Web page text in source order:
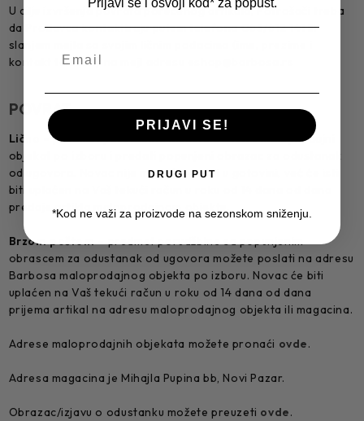
U cilju izvršenja povrata poručenog artikala, Potrošači treba
da Prodavca kontaktiraju putem telefona 063/612 141 ili
slanjem mejla sa svojim ličnim podacima (ime, prezime i
kontakt telefon) na mejl adresu eshop@barbosa.rs
POVRAT
Lično
– predmet porudžbine možete odneti u maloprodajni
objekat po izboru i predati popunjeni obrazac za odustanak
od ugovora. Novac nije moguće vratiti u gotovini, već će isti
biti uplaćen na Vaš tekući račun u roku od 14 dana od dana
predaje artikla maloprodajnom objektu.
Brzom poštom– predmet porudžbine sa popunjenim
obrascem za odustanak od ugovora možete poslati na adresu
Barbosa maloprodajnog objekta po izboru. Novac će biti
uplaćen na Vaš tekući račun u roku od 14 dana od dana
prijema artikal na adresu maloprodajnog objekta ili magacina.
Adrese maloprodajnih objekata možete pronaći ovde.
Adresa magacina je Mihajla Pupina bb, Novi Pazar.
Obrazac/izjavu o odustanku možete preuzeti ovde.
PRIJAVI SE!
DRUGI PUT
*Kod ne važi za proizvode na sezonskom sniženju.